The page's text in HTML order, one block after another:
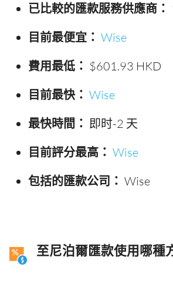
已比較的匯款服務供應商：
目前最便宜： Wise
費用最低： $601.93 HKD
目前最快： Wise
最快時間： 即时-2 天
目前評分最高： Wise
包括的匯款公司： Wise
至尼泊爾匯款使用哪種